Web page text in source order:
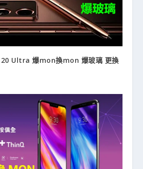
Ultra 爆mon換mon 爆玻璃 更換